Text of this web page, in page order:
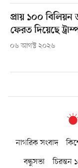
প্রায় ১০০ বিলিয়ন
ফেরত দিয়েছে
০৬ আগস্ট ২০২৬
নাগরিক সংবাদ
বন্ধুসভা
চিরন্তন